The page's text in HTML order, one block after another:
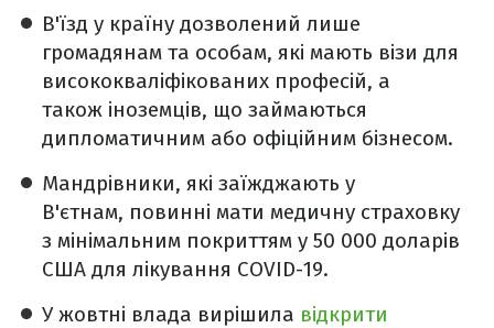
В'їзд у країну дозволений лише
громадянам та особам, які мають візи для
висококваліфікованих професій, а
також іноземців, що займаються
дипломатичним або офіційним бізнесом.
Мандрівники, які заїжджають у
В'єтнам, повинні мати медичну страховку
з мінімальним покриттям у 50 000 доларів
США для лікування COVID-19.
У жовтні влада вирішила відкрити